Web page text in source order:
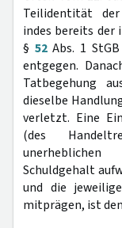
Teilidentität der
indes bereits der
§ 52Abs. 1
entgegen.
Tatbegehung
dieselbe
verletzt. Eine
(des
Schuldgehalt
und die
mitprägen, ist